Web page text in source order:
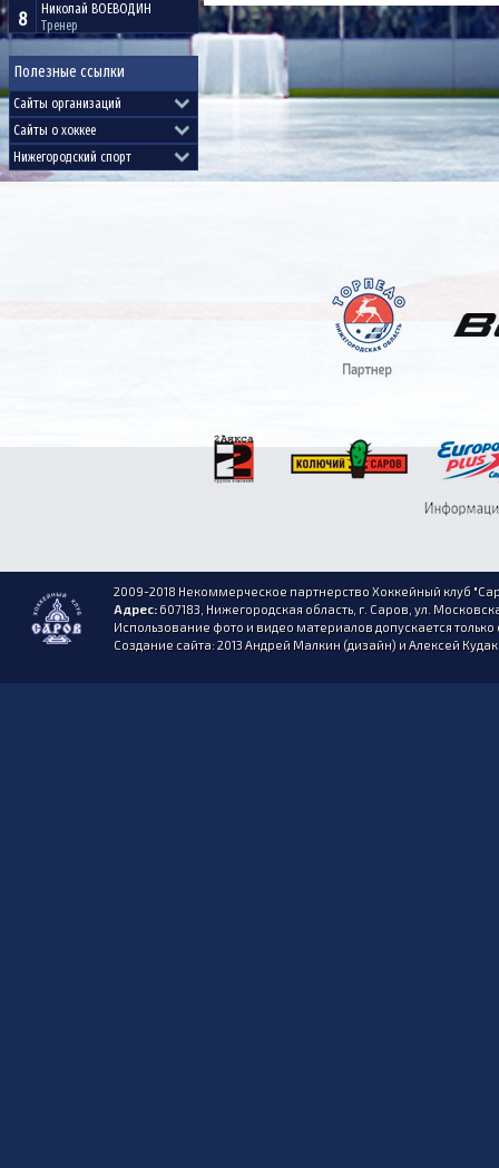
8 Николай ВОЕВОДИН
Тренер
Полезные ссылки
2009-2018 Некоммерческое партнерство Хоккейный клуб
Адрес:607183, Нижегородская область, г. Саров, ул.
Использование фото и видео материалов допускается
Создание сайта: 2013 Андрей Малкин (дизайн) и Алексей